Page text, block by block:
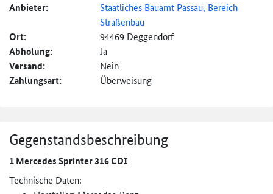
Anbieter:
Staatliches Bauamt Passau, Bereich
Straßenbau
Ort: 94469 Deggendorf
Abholung: Ja
Versand: Nein
Zahlungsart: Überweisung
Gegenstandsbeschreibung
1 Mercedes Sprinter 316 CDI
Technische Daten: